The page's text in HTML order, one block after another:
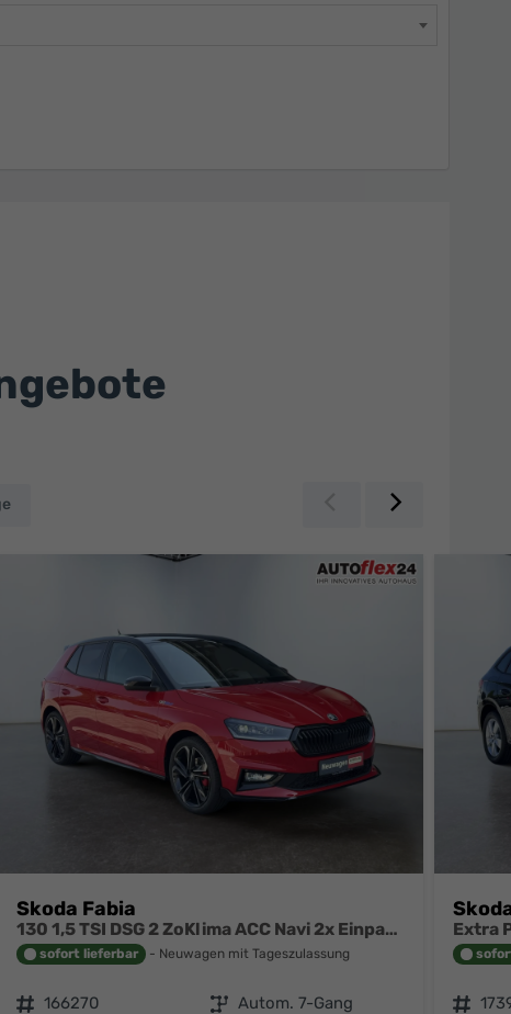
Zurück
Skoda Fabia
130 1,5 TSI DSG 2 ZoKlima ACC Navi 2x Einparkhilfe Kessy 18 Zoll beheiztes Lenkrad Sitzheizung Sunset 5J Garantie
sofort lieferbar Neuwagen mit Tageszulassung
Fahrzeugnr. 166270 Getriebe Autom. 7-Gang
Fahrzeugnr.